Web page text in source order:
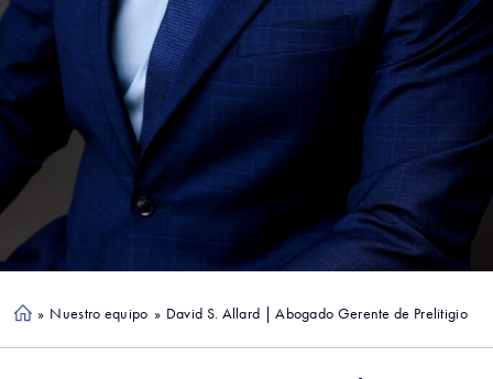
Ho » Nuestro equipo » David S. Allard | Abogado Gerente de Prelitigio